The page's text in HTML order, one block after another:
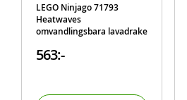
LEGO Ninjago 71793
Heatwaves
omvandlingsbara lavadrake
563:-